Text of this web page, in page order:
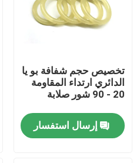
تخصيص حجم شفافة بو يا
الدائري ارتداء المقاومة
20 - 90 شور صلابة
إرسال استفسار